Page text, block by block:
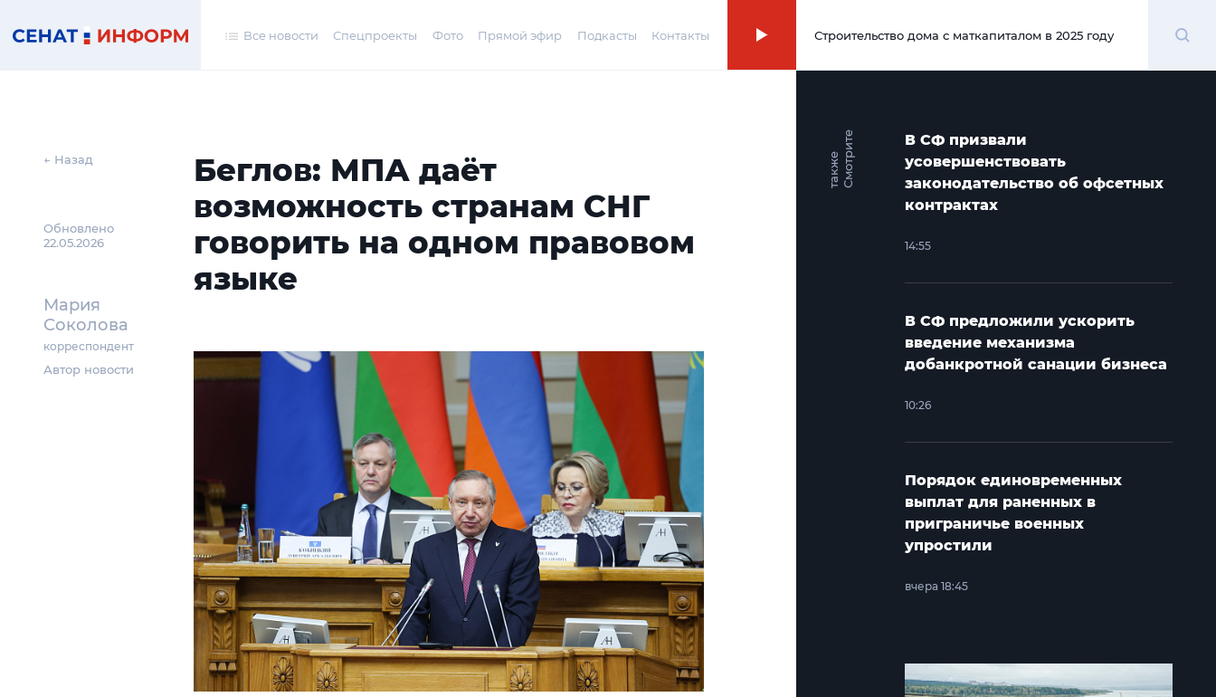
Все новости Спецпроекты Фото Прямой эфир Подкасты Контакты 00:00
Строительство дома с маткапиталом в 2025 году
← Назад
Обновлено
22.05.2026
Мария
Соколова
корреспондент
Автор новости
Беглов: МПА даёт
возможность странам СНГ
говорить на одном правовом
языке
С
м
о
т
р и
т
е
т
а
к
ж
е
В СФ призвали
усовершенствовать
законодательство об офсетных
контрактах
14:55
В СФ предложили ускорить
введение механизма
добанкротной санации бизнеса
10:26
Порядок единовременных
выплат для раненных в
приграничье военных
упростили
вчера 18:45